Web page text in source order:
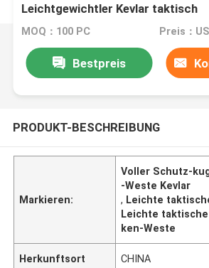
Leichtgewichtler Kevlar taktisch
MOQ：100 PC Preis：
Bestpreis
PRODUKT-BESCHREIBUNG
Markieren:
Voller Schutz-
-Weste Kevlar
, Leichte
Leichte
ken-Weste
Herkunftsort CHINA